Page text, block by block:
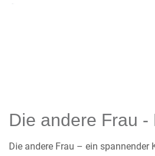
Die andere Frau -
Die andere Frau – ein spannender